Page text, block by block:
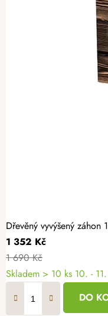
Dřevěný vyvýšený
1 352 Kč
1 690 Kč
Skladem > 10 ks 10. -
DO